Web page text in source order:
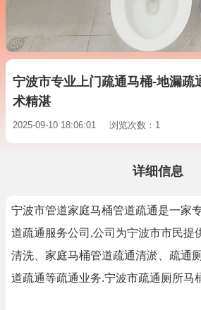
宁波市专业上门疏通马桶-地漏疏
术精湛
2025-09-10 18:06:01 浏览次数：1
详细信息
宁波市管道家庭马桶管道疏通是一家
道疏通服务公司,公司为宁波市市民提
清洗、家庭马桶管道疏通清淤、疏通
道疏通等疏通业务.宁波市疏通厕所马